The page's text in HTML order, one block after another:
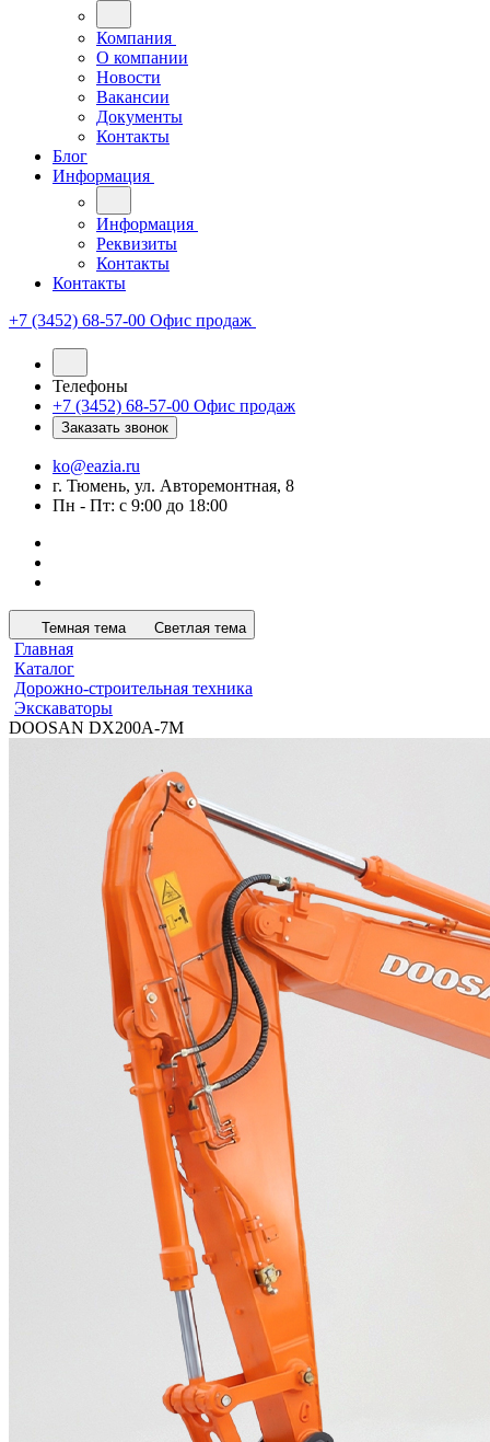
Компания
О компании
Новости
Вакансии
Документы
Контакты
Блог
Информация
Информация
Реквизиты
Контакты
Контакты
+7 (3452) 68-57-00 Офис продаж
Телефоны
+7 (3452) 68-57-00 Офис продаж
Заказать звонок
ko@eazia.ru
г. Тюмень, ул. Авторемонтная, 8
Пн - Пт: с 9:00 до 18:00
Темная тема Светлая тема
Главная
Каталог
Дорожно-строительная техника
Экскаваторы
DOOSAN DX200A-7M